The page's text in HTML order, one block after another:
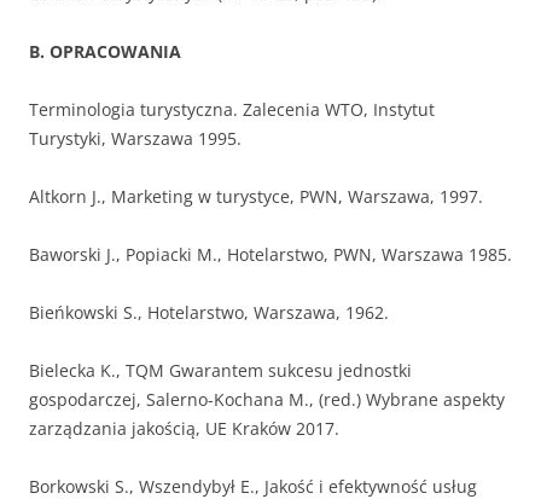
B. OPRACOWANIA
Terminologia turystyczna. Zalecenia WTO, Instytut
Turystyki, Warszawa 1995.
Altkorn J., Marketing w turystyce, PWN, Warszawa, 1997.
Baworski J., Popiacki M., Hotelarstwo, PWN, Warszawa 1985.
Bieńkowski S., Hotelarstwo, Warszawa, 1962.
Bielecka K., TQM Gwarantem sukcesu jednostki
gospodarczej, Salerno-Kochana M., (red.) Wybrane aspekty
zarządzania jakością, UE Kraków 2017.
Borkowski S., Wszendybył E., Jakość i efektywność usług